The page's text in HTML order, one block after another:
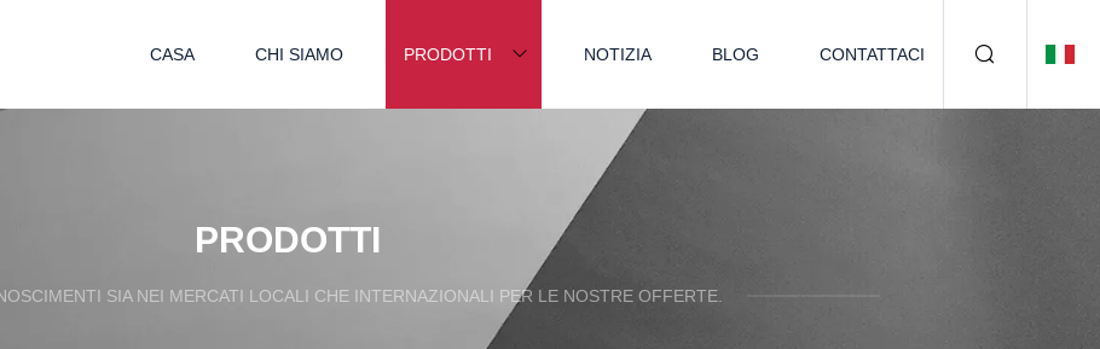
CASA CHI SIAMO PRODOTTI NOTIZIA BLOG CONTATTACI
PRODOTTI
SIA NEI MERCATI LOCALI CHE INTERNAZIONALI PER LE NOSTRE OFFERTE.